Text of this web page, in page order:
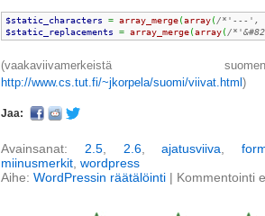
$static_characters = array_merge(array(/*'---',
$static_replacements
= array_merge(array(/
(vaakaviivamerkeistä
http://www.cs.tut.fi/~jkorpela/suomi/viivat.html)
Jaa:
Avainsanat: 2.5, 2.6,ajatusviiva ,
miinusmerkit wordpress
Aihe: WordPressin räätälöinti | Kommentointi